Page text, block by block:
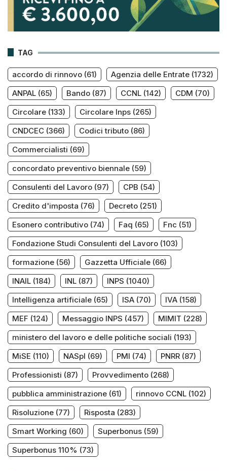
TAG
accordo di rinnovo (61) Agenzia delle Entrate (1732)
ANPAL (65) Bando (87) CCNL (142) CDM (70)
Circolare (133) Circolare Inps (265)
CNDCEC (366) Codici tributo (86)
Commercialisti (69)
concordato preventivo biennale (59)
Consulenti del Lavoro (97) CPB (54)
Credito d'imposta (76) Decreto (251)
Esonero contributivo (74) Faq (65) Fnc (51)
Fondazione Studi Consulenti del Lavoro (103)
formazione (56) Gazzetta Ufficiale (66)
INAIL (184) INL (87) INPS (1040)
Intelligenza artificiale (65) ISA (70) IVA (158)
MEF (124) Messaggio INPS (457) MIMIT (228)
ministero del lavoro e delle politiche sociali (193)
MiSE (110) NASpI (69) PMI (74) PNRR (87)
Professionisti (87) Provvedimento (268)
pubblica amministrazione (61) rinnovo CCNL (102)
Risoluzione (77) Risposta (283)
Smart Working (60) Superbonus (59)
Superbonus 110% (73)